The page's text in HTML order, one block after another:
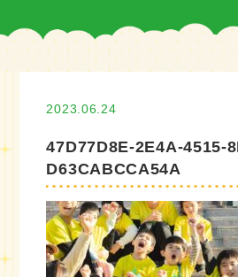
2023.06.24
47D77D8E-2E4A-4515-
D63CABCCA54A